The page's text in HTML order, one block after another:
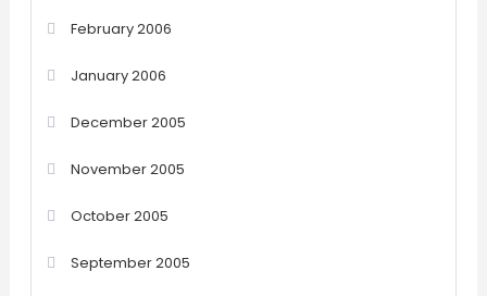
February 2006
January 2006
December 2005
November 2005
October 2005
September 2005